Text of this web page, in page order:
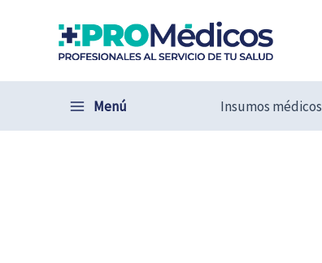
contenido
Menú Insumos médicos